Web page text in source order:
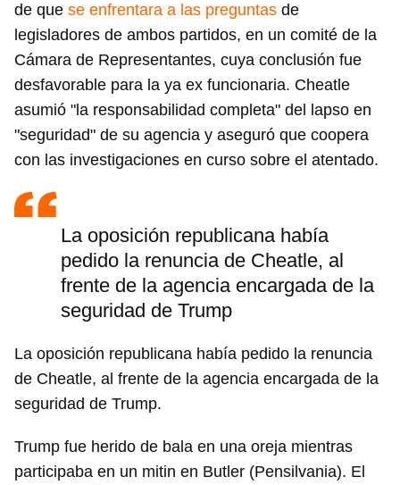
de que se enfrentara a las preguntas de
legisladores de ambos partidos, en un comité de la
Cámara de Representantes, cuya conclusión fue
desfavorable para la ya ex funcionaria. Cheatle
asumió "la responsabilidad completa" del lapso en
"seguridad" de su agencia y aseguró que coopera
con las investigaciones en curso sobre el atentado.
La oposición republicana había
pedido la renuncia de Cheatle, al
frente de la agencia encargada de la
seguridad de Trump
La oposición republicana había pedido la renuncia
de Cheatle, al frente de la agencia encargada de la
seguridad de Trump.
Trump fue herido de bala en una oreja mientras
participaba en un mitin en Butler (Pensilvania). El